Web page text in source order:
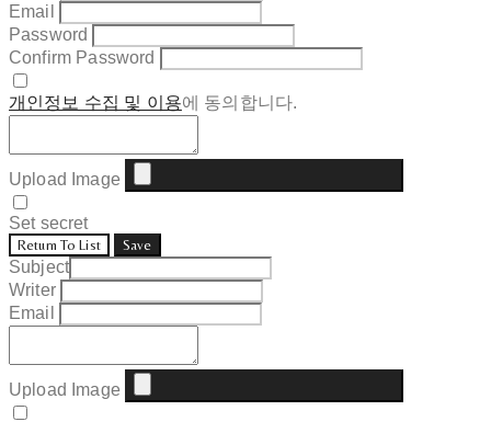
Email
Password
Confirm Password
개인정보 수집 및 이용에 동의합니다.
Upload Image
Set secret
Return To List Save
Subject
Writer
Email
Upload Image